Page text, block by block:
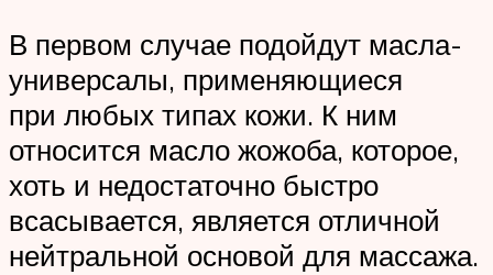
В первом случае подойдут масла-
универсалы, применяющиеся
при любых типах кожи. К ним
относится масло жожоба, которое,
хоть и недостаточно быстро
всасывается, является отличной
нейтральной основой для массажа.